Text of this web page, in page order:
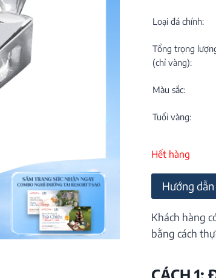
Loại đá chính:
Tổng trọng
(chỉ vàng):
Màu sắc:
Tuổi vàng:
Hết hàng
Hướng
Khách hàng
bằng cách